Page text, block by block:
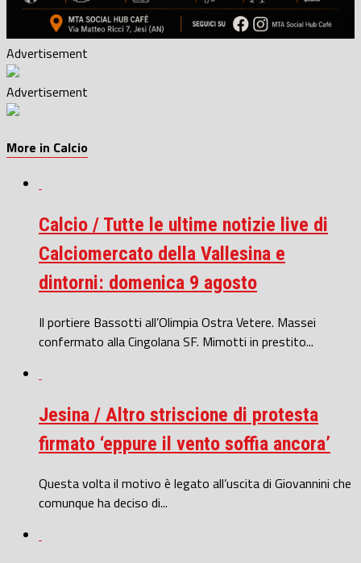
Advertisement
Advertisement
More in Calcio
Calcio / Tutte le ultime notizie live di
Calciomercato della Vallesina e
dintorni: domenica 9 agosto
Il portiere Bassotti all’Olimpia Ostra Vetere. Massei
confermato alla Cingolana SF. Mimotti in prestito...
Jesina / Altro striscione di protesta
firmato ‘eppure il vento soffia ancora’
Questa volta il motivo è legato all’uscita di Giovannini che
comunque ha deciso di...